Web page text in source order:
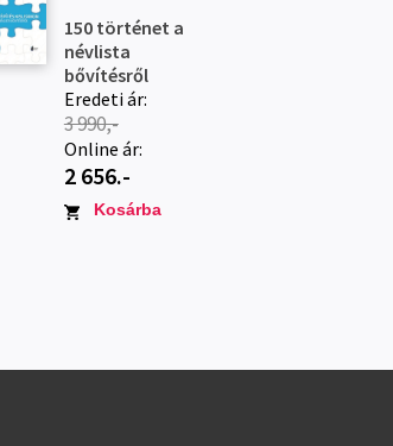
150 történet a
névlista
bővítésről
Eredeti ár:
3 990,-
Online ár:
2 656.-
Kosárba